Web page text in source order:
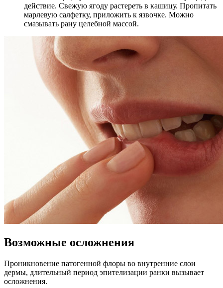
действие. Свежую ягоду растереть в кашицу. Пропитать
марлевую салфетку, приложить к язвочке. Можно
смазывать рану целебной массой.
Возможные осложнения
Проникновение патогенной флоры во внутренние слои
дермы, длительный период эпителизации ранки вызывает
осложнения.